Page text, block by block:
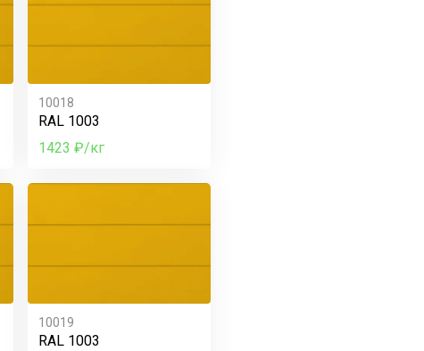
10018
RAL 1003
1423 ₽/кг
10019
RAL 1003